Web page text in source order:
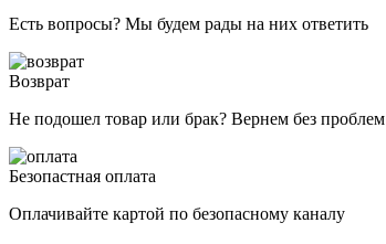
Есть вопросы? Мы будем рады на них ответить
Возврат
Не подошел товар или брак? Вернем без проблем
Безопастная оплата
Оплачивайте картой по безопасному каналу